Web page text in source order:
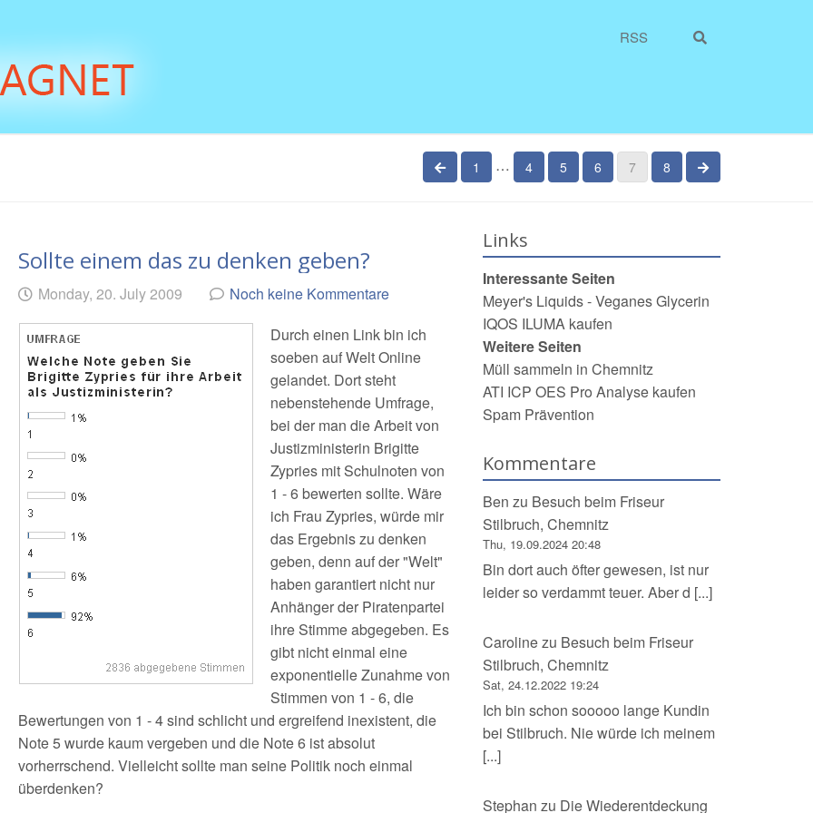
RSS
vorherige Seite
1 … 4 5 6 7 8 nächste Seite
Sollte einem das zu denken geben?
Geschrieben
am Monday, 20. July 2009
Noch keine Kommentare
Durch einen Link bin ich
soeben auf Welt Online
gelandet. Dort steht
nebenstehende Umfrage,
bei der man die Arbeit von
Justizministerin Brigitte
Zypries mit Schulnoten von
1 - 6 bewerten sollte. Wäre
ich Frau Zypries, würde mir
das Ergebnis zu denken
geben, denn auf der "Welt"
haben garantiert nicht nur
Anhänger der Piratenpartei
ihre Stimme abgegeben. Es
gibt nicht einmal eine
exponentielle Zunahme von
Stimmen von 1 - 6, die
Bewertungen von 1 - 4 sind schlicht und ergreifend inexistent, die
Note 5 wurde kaum vergeben und die Note 6 ist absolut
vorherrschend. Vielleicht sollte man seine Politik noch einmal
überdenken?
Links
Interessante Seiten
Meyer's Liquids - Veganes Glycerin
IQOS ILUMA kaufen
Weitere Seiten
Müll sammeln in Chemnitz
ATI ICP OES Pro Analyse kaufen
Spam Prävention
Kommentare
Ben zu Besuch beim Friseur
Stilbruch, Chemnitz
Thu, 19.09.2024 20:48
Bin dort auch öfter gewesen, ist nur
leider so verdammt teuer. Aber d [...]
Carolinezu Besuch beim Friseur
Stilbruch, Chemnitz
Sat, 24.12.2022 19:24
Ich bin schon sooooo lange Kundin
bei Stilbruch. Nie würde ich meinem
[...]
Stephan zu Die Wiederentdeckung